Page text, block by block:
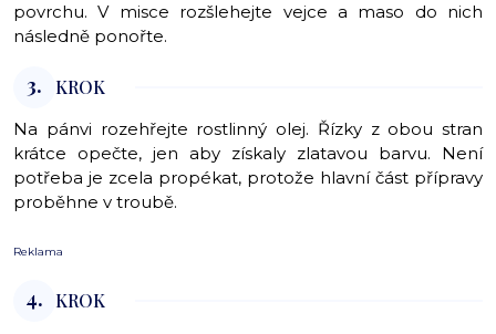
povrchu. V misce rozšlehejte vejce a maso do nich
následně ponořte.
3. KROK
Na pánvi rozehřejte rostlinný olej. Řízky z obou stran
krátce opečte, jen aby získaly zlatavou barvu. Není
potřeba je zcela propékat, protože hlavní část přípravy
proběhne v troubě.
Reklama
4. KROK